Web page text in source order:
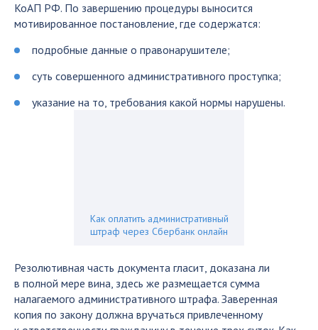
КоАП РФ. По завершению процедуры выносится
мотивированное постановление, где содержатся:
подробные данные о правонарушителе;
суть совершенного административного проступка;
указание на то, требования какой нормы нарушены.
Как оплатить административный
штраф через Сбербанк онлайн
Резолютивная часть документа гласит, доказана ли
в полной мере вина, здесь же размещается сумма
налагаемого административного штрафа. Заверенная
копия по закону должна вручаться привлеченному